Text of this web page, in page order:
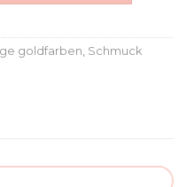
goldfarben, Schmuck